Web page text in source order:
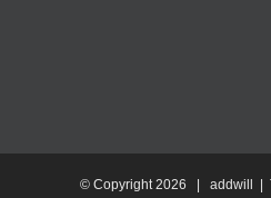
© Copyright2026 | addwill |